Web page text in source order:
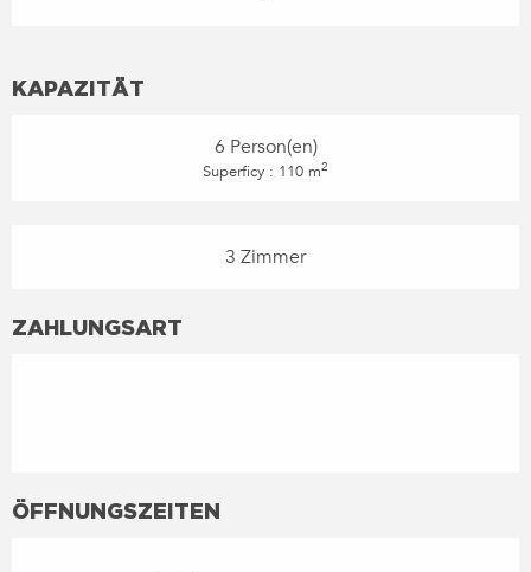
KAPAZITÄT
6 Person(en)
Superficy : 110 m2
3 Zimmer
ZAHLUNGSART
ÖFFNUNGSZEITEN